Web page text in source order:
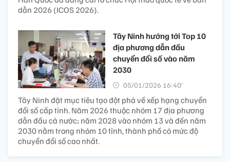
dẫn 2026 (ICOS 2026).
Tây Ninh hướng tới Top 10
địa phương dẫn đầu
chuyển đổi số vào năm
2030
05/01/2026 16:40’
Tây Ninh đặt mục tiêu tạo đột phá về xếp hạng chuyển
đổi số cấp tỉnh. Năm 2026 thuộc nhóm 17 địa phương
dẫn đầu cả nước; năm 2028 vào nhóm 13 và đến năm
2030 nằm trong nhóm 10 tỉnh, thành phố có mức độ
chuyển đổi số cao nhất.